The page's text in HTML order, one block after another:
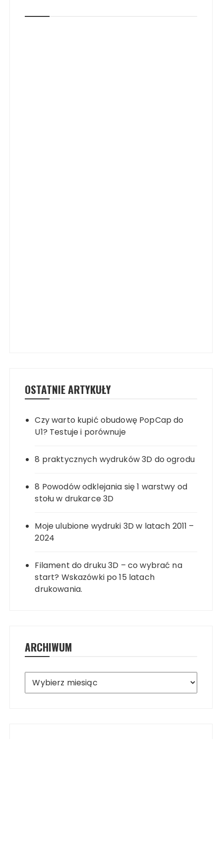
OSTATNIE ARTYKUŁY
Czy warto kupić obudowę PopCap do
U1? Testuje i porównuje
8 praktycznych wydruków 3D do ogrodu
8 Powodów odklejania się 1 warstwy od
stołu w drukarce 3D
Moje ulubione wydruki 3D w latach 2011 –
2024
Filament do druku 3D – co wybrać na
start? Wskazówki po 15 latach
drukowania.
ARCHIWUM
Archiwum